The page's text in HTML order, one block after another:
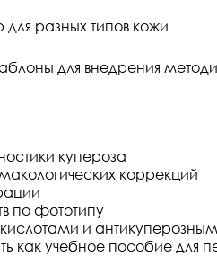
разных типов кожи
для внедрения
купероза
коррекций
по фототипу
и
как учебное пособие для